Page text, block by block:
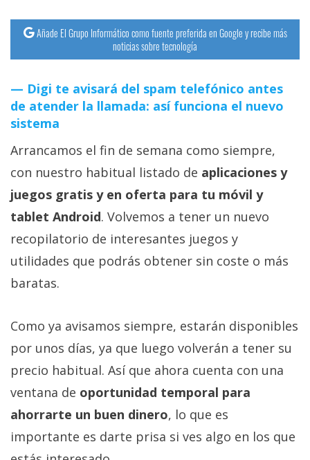
Añade El Grupo Informático como fuente preferida en Google y recibe más
noticias sobre tecnología
Digi te avisará del spam telefónico antes
de atender la llamada: así funciona el nuevo
sistema
Arrancamos el fin de semana como siempre,
con nuestro habitual listado de aplicaciones y
juegos gratis y en oferta para tu móvil y
tablet Android. Volvemos a tener un nuevo
recopilatorio de interesantes juegos y
utilidades que podrás obtener sin coste o más
baratas.
Como ya avisamos siempre, estarán disponibles
por unos días, ya que luego volverán a tener su
precio habitual. Así que ahora cuenta con una
ventana de oportunidad temporal para
ahorrarte un buen dinero, lo que es
importante es darte prisa si ves algo en los que